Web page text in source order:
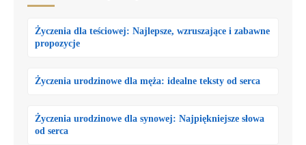
Życzenia dla teściowej: Najlepsze, wzruszające i zabawne
propozycje
Życzenia urodzinowe dla męża: idealne teksty od serca
Życzenia urodzinowe dla synowej: Najpiękniejsze słowa
od serca